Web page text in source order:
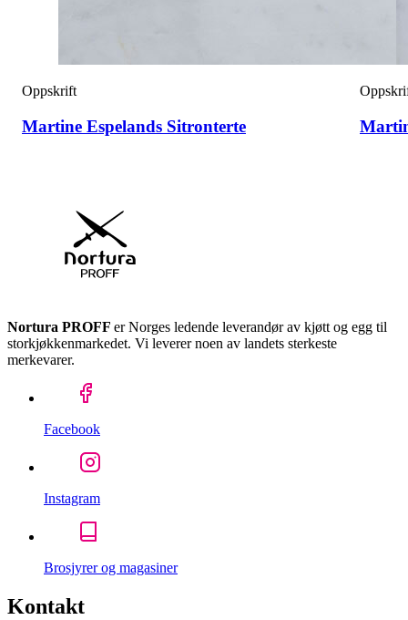
Oppskrift
Martine Espelands Sitronterte
Nortura PROFF er Norges ledende leverandør av kjøtt og egg til
storkjøkkenmarkedet. Vi leverer noen av landets sterkeste
merkevarer.
Facebook
Instagram
Brosjyrer og magasiner
Kontakt